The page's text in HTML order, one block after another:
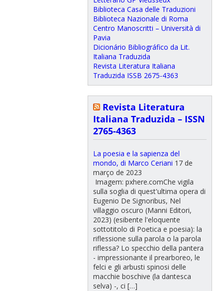
Biblioteca Casa delle Traduzioni
Biblioteca Nazionale di Roma
Centro Manoscritti – Università di
Pavia
Dicionário Bibliográfico da Lit.
Italiana Traduzida
Revista Literatura Italiana
Traduzida ISSB 2675-4363
Revista Literatura
Italiana Traduzida – ISSN
2765-4363
La poesia e la sapienza del
mondo, di Marco Ceriani 17 de
março de 2023
Imagem: pxhere.comChe vigila
sulla soglia di quest'ultima opera di
Eugenio De Signoribus, Nel
villaggio oscuro (Manni Editori,
2023) (esibente l'eloquente
sottotitolo di Poetica e poesia): la
riflessione sulla parola o la parola
riflessa? Lo specchio della pantera
- impressionante il prearboreo, le
felci e gli arbusti spinosi delle
macchie boschive (la dantesca
selva) -, ci […]